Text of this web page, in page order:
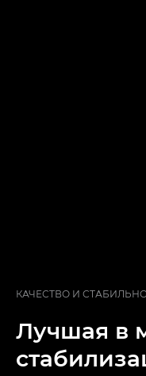
КАЧЕСТВО И
Лучшая в